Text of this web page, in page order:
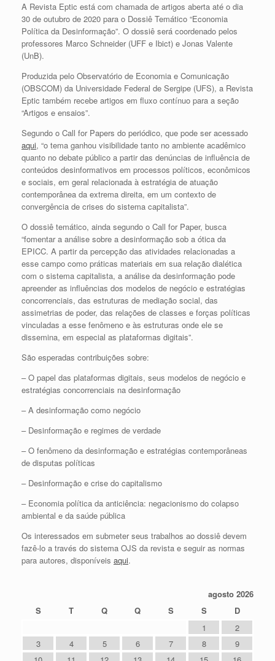
A Revista Eptic está com chamada de artigos aberta até o dia
30 de outubro de 2020 para o Dossiê Temático “Economia
Política da Desinformação”. O dossiê será coordenado pelos
professores Marco Schneider (UFF e Ibict) e Jonas Valente
(UnB).
Produzida pelo Observatório de Economia e Comunicação
(OBSCOM) da Universidade Federal de Sergipe (UFS), a Revista
Eptic também recebe artigos em fluxo contínuo para a seção
“Artigos e ensaios”.
Segundo o Call for Papers do periódico, que pode ser acessado
aqui, “o tema ganhou visibilidade tanto no ambiente acadêmico
quanto no debate público a partir das denúncias de influência de
conteúdos desinformativos em processos políticos, econômicos
e sociais, em geral relacionada à estratégia de atuação
contemporânea da extrema direita, em um contexto de
convergência de crises do sistema capitalista”.
O dossiê temático, ainda segundo o Call for Paper, busca
“fomentar a análise sobre a desinformação sob a ótica da
EPICC. A partir da percepção das atividades relacionadas a
esse campo como práticas materiais em sua relação dialética
com o sistema capitalista, a análise da desinformação pode
apreender as influências dos modelos de negócio e estratégias
concorrenciais, das estruturas de mediação social, das
assimetrias de poder, das relações de classes e forças políticas
vinculadas a esse fenômeno e às estruturas onde ele se
dissemina, em especial as plataformas digitais”.
São esperadas contribuições sobre:
– O papel das plataformas digitais, seus modelos de negócio e
estratégias concorrenciais na desinformação
– A desinformação como negócio
– Desinformação e regimes de verdade
– O fenômeno da desinformação e estratégias contemporâneas
de disputas políticas
– Desinformação e crise do capitalismo
– Economia política da anticiência: negacionismo do colapso
ambiental e da saúde pública
Os interessados em submeter seus trabalhos ao dossiê devem
fazê-lo a través do sistema OJS da revista e seguir as normas
para autores, disponíveis aqui.
agosto 2026
S
T Q Q S S
D
1
2
3
4 5 6 7 8
9